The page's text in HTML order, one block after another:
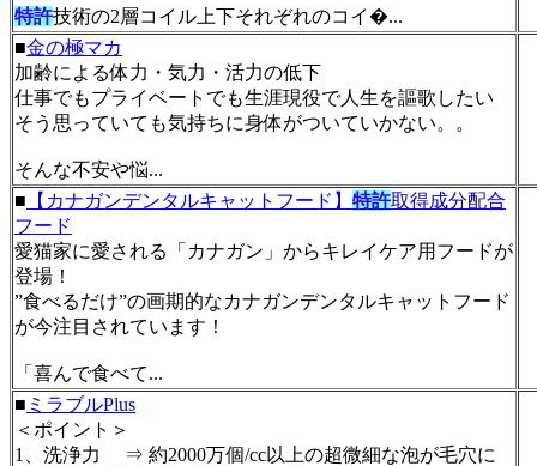
特許技術の2層コイル上下それぞれのコイ�...
■金の極マカ
加齢による体力・気力・活力の低下
仕事でもプライベートでも生涯現役で人生を謳歌したい
そう思っていても気持ちに身体がついていかない。。
そんな不安や悩...
■ 【カナガンデンタルキャットフード】 特許取得成分配合
フード
愛猫家に愛される「カナガン」からキレイケア用フードが
登場！
”食べるだけ”の画期的なカナガンデンタルキャットフード
が今注目されています！
「喜んで食べて...
■ ミラブルPlus
＜ポイント＞
1、洗浄力 ⇒ 約2000万個/cc以上の超微細な泡が毛穴に